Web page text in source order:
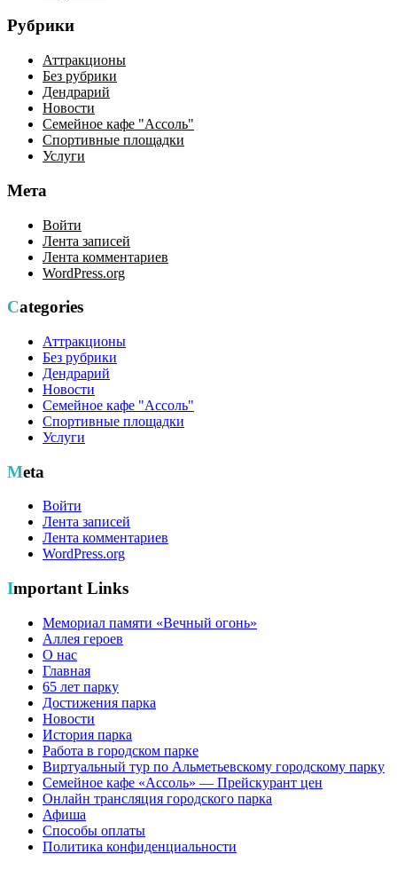
Рубрики
Аттракционы
Без рубрики
Дендрарий
Новости
Семейное кафе "Ассоль"
Спортивные площадки
Услуги
Мета
Войти
Лента записей
Лента комментариев
WordPress.org
Categories
Аттракционы
Без рубрики
Дендрарий
Новости
Семейное кафе "Ассоль"
Спортивные площадки
Услуги
Meta
Войти
Лента записей
Лента комментариев
WordPress.org
Important Links
Мемориал памяти «Вечный огонь»
Аллея героев
О нас
Главная
65 лет парку
Достижения парка
Новости
История парка
Работа в городском парке
Виртуальный тур по Альметьевскому городскому парку
Семейное кафе «Ассоль» — Прейскурант цен
Онлайн трансляция городского парка
Афиша
Способы оплаты
Политика конфиденциальности